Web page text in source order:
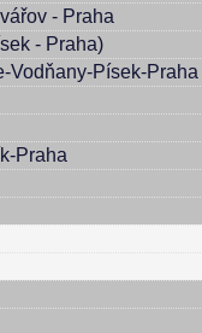
- Praha
- Praha)
Vodňany-Písek-Praha
Praha